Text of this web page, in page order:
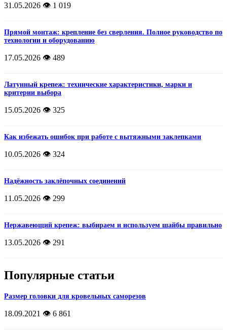
31.05.2026 👁️ 1 019
Прямой монтаж: крепление без сверления. Полное руководство по
технологии и оборудованию
17.05.2026 👁️ 489
Латунный крепеж: технические характеристики, марки и
критерии выбора
15.05.2026 👁️ 325
Как избежать ошибок при работе с вытяжными заклепками
10.05.2026 👁️ 324
Надёжность заклёпочных соединений
11.05.2026 👁️ 299
Нержавеющий крепеж: выбираем и используем шайбы правильно
13.05.2026 👁️ 291
Популярные статьи
Размер головки для кровельных саморезов
18.09.2021 👁️ 6 861